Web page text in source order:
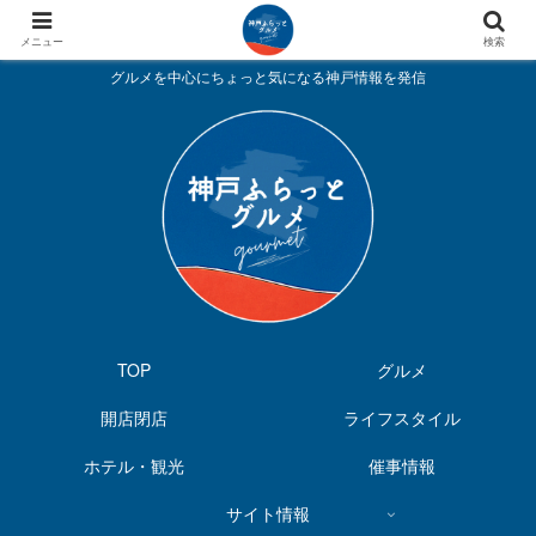
グルメを中心にちょっと気になる神戸情報を発信
TOP
グルメ
開店閉店
ライフスタイル
ホテル・観光
催事情報
サイト情報
メニュー 検索